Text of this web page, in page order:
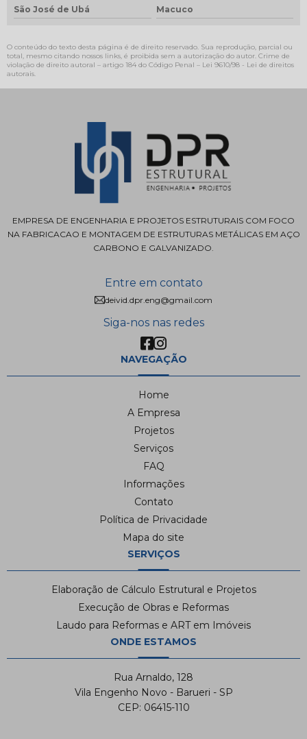
São José de Ubá Macuco
O conteúdo do texto desta página é de direito reservado. Sua reprodução, parcial ou
total, mesmo citando nossos links, é proibida sem a autorização do autor. Crime de
violação de direito autoral – artigo 184 do Código Penal – Lei 9610/98 - Lei de direitos
autorais
EMPRESA DE ENGENHARIA E PROJETOS ESTRUTURAIS COM FOCO
NA FABRICACAO E MONTAGEM DE ESTRUTURAS METÁLICAS EM AÇO
CARBONO E GALVANIZADO.
Entre em contato
deivid.dpr.eng@gmail.com
Siga-nos nas redes
NAVEGAÇÃO
Home
A Empresa
Projetos
Serviços
FAQ
Informações
Contato
Política de Privacidade
Mapa do site
SERVIÇOS
Elaboração de Cálculo Estrutural e Projetos
Execução de Obras e Reformas
Laudo para Reformas e ART em Imóveis
ONDE ESTAMOS
Rua Arnaldo, 128
Vila Engenho Novo - Barueri - SP
CEP: 06415-110